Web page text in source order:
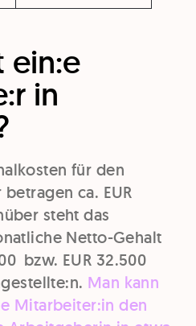
ein:e
in
für den
ca. EUR
steht das
Netto-Gehalt
bzw. EUR 32.500
Man kann
Mitarbeiter:in den